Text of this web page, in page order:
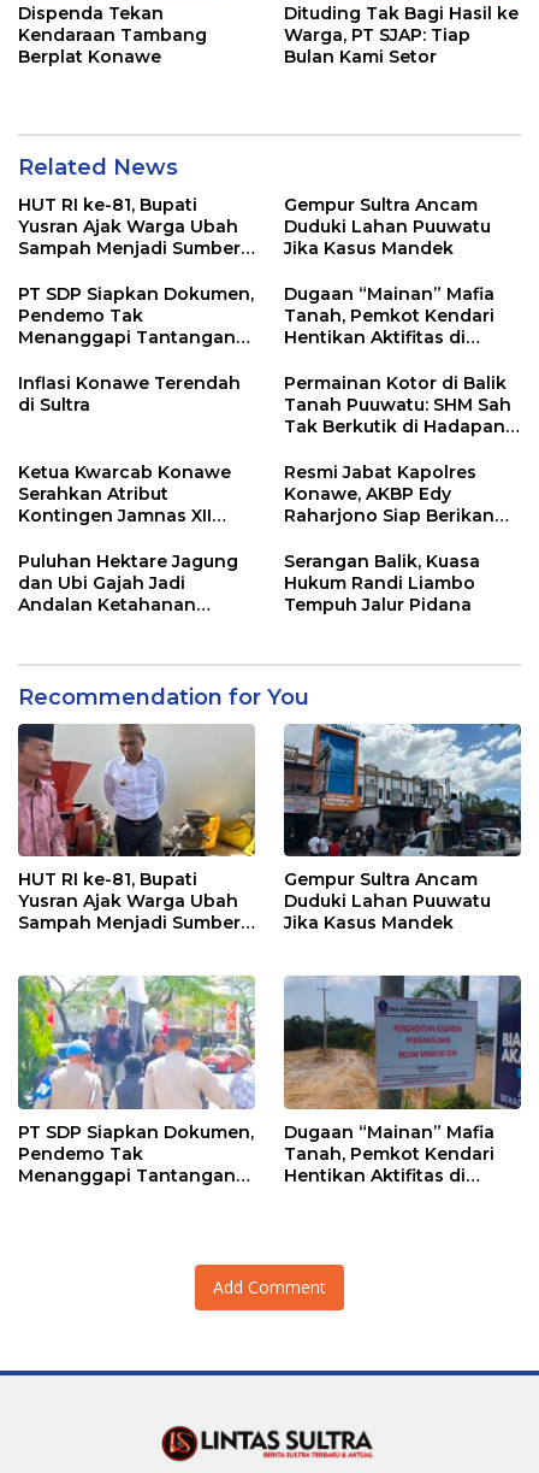
Dispenda Tekan
Kendaraan Tambang
Berplat Konawe
Dituding Tak Bagi Hasil ke
Warga, PT SJAP: Tiap
Bulan Kami Setor
Related News
HUT RI ke-81, Bupati
Yusran Ajak Warga Ubah
Sampah Menjadi Sumber
Gempur Sultra Ancam
Duduki Lahan Puuwatu
Jika Kasus Mandek
PT SDP Siapkan Dokumen,
Pendemo Tak
Menanggapi Tantangan
Dugaan “Mainan” Mafia
Tanah, Pemkot Kendari
Hentikan Aktifitas di
Inflasi Konawe Terendah
di Sultra
Permainan Kotor di Balik
Tanah Puuwatu: SHM Sah
Tak Berkutik di Hadapan
Ketua Kwarcab Konawe
Serahkan Atribut
Kontingen Jamnas XII
Resmi Jabat Kapolres
Konawe, AKBP Edy
Raharjono Siap Berikan
Puluhan Hektare Jagung
dan Ubi Gajah Jadi
Andalan Ketahanan
Serangan Balik, Kuasa
Hukum Randi Liambo
Tempuh Jalur Pidana
Recommendation for You
HUT RI ke-81, Bupati
Yusran Ajak Warga Ubah
Sampah Menjadi Sumber
Gempur Sultra Ancam
Duduki Lahan Puuwatu
Jika Kasus Mandek
PT SDP Siapkan Dokumen,
Pendemo Tak
Menanggapi Tantangan
Dugaan “Mainan” Mafia
Tanah, Pemkot Kendari
Hentikan Aktifitas di
Add Comment